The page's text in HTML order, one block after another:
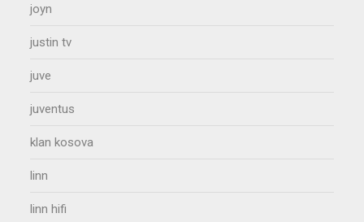
joyn
justin tv
juve
juventus
klan kosova
linn
linn hifi